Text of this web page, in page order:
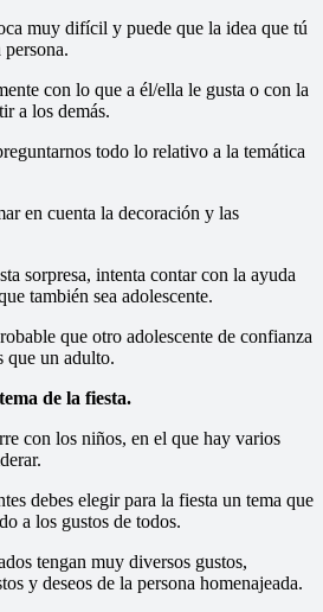
muy difícil y puede que la idea que tú
persona.
con lo que a él/ella le gusta o con la
a los demás.
todo lo relativo a la temática
en cuenta la decoración y las
sorpresa, intenta contar con la ayuda
también sea adolescente.
que otro adolescente de confianza
que un adulto.
de la fiesta.
con los niños, en el que hay varios
debes elegir para la fiesta un tema que
a los gustos de todos.
tengan muy diversos gustos,
y deseos de la persona homenajeada.